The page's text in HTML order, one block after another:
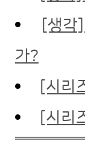
[생
가?
[시리
[시리